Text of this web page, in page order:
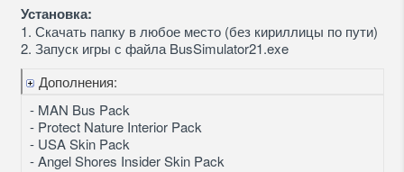
Установка:
1. Скачать папку в любое место (без кириллицы по пути)
2. Запуск игры с файла BusSimulator21.exe
Дополнения:
- MAN Bus Pack
- Protect Nature Interior Pack
- USA Skin Pack
- Angel Shores Insider Skin Pack